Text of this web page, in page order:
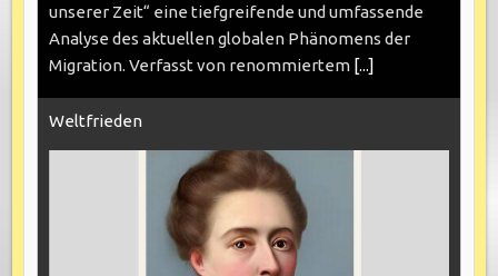
unserer Zeit“ eine tiefgreifende und umfassende
Analyse des aktuellen globalen Phänomens der
Migration. Verfasst von renommiertem [...]
Weltfrieden